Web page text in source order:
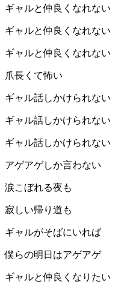
ギャルと仲良くなれない
ギャルと仲良くなれない
ギャルと仲良くなれない
爪長くて怖い
ギャル話しかけられない
ギャル話しかけられない
ギャル話しかけられない
アゲアゲしか言わない
涙こぼれる夜も
寂しい帰り道も
ギャルがそばにいれば
僕らの明日はアゲアゲ︎︎
ギャルと仲良くなりたい